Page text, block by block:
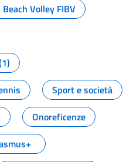
Volley FIBV
Sport e società
Onoreficenze